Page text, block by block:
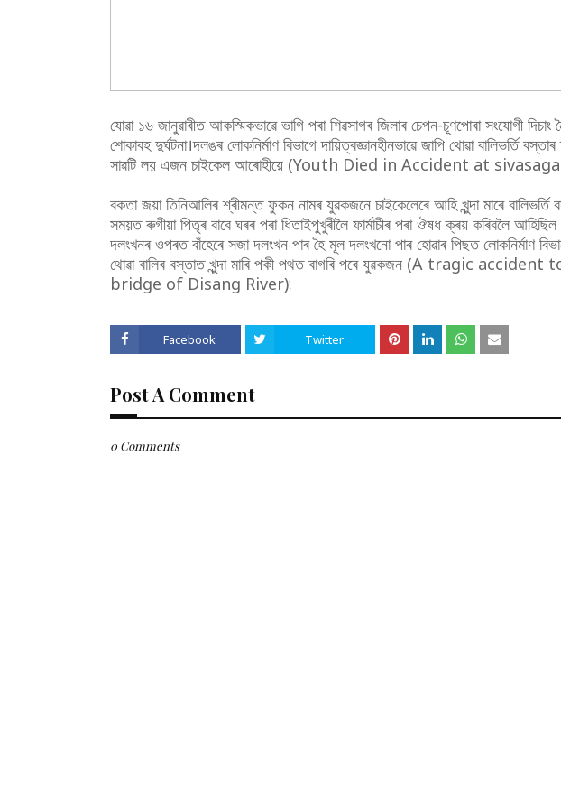
যোৱা ১৬ জানুৱাৰীত আকস্মিকভাৱে ভাগি পৰা শিৱসাগৰ জিলাৰ চেপন-চূণপোৰা সংযোগী
শোকাবহ দুৰ্ঘটনা।দলঙৰ লোকনিৰ্মাণ বিভাগে দায়িত্বজ্ঞানহীনভাৱে জাপি থোৱা বালিভৰ্তি
সাৱটি লয় এজন চাইকেল আৰোহীয়ে (Youth Died in Accident at
বকতা জয়া তিনিআলিৰ শ্ৰীমন্ত ফুকন নামৰ যুৱকজনে চাইকেলেৰে আহি খুন্দা মাৰে
সময়ত ৰুগীয়া পিতৃৰ বাবে ঘৰৰ পৰা ধিতাইপুখুৰীলৈ ফাৰ্মাচীৰ পৰা ঔষধ ক্ৰয় কৰিবলৈ
দলংখনৰ ওপৰত বাঁহেৰে সজা দলংখন পাৰ হৈ মূল দলংখনো পাৰ হোৱাৰ পিছত লোকনিৰ্মাণ
থোৱা বালিৰ বস্তাত খুন্দা মাৰি পকী পথত বাগৰি পৰে যুৱকজন (A tragic
bridge of Disang River)৷
Facebook Twitter
Post A Comment
0 Comments